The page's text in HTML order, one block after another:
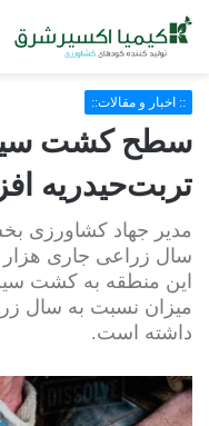
:: اخبار و مقالات::
سطح کشت
تربت‌حیدریه
مدیر جهاد کشاورزی
این منطقه به کشت
داشته‌ است.